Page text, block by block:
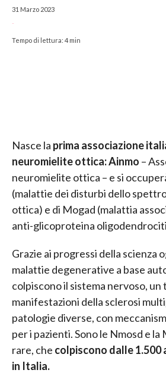
31 Marzo 2023
-
Tempo di lettura: 4 min
Nasce la prima associazione
neuromielite ottica: Ainmo –
neuromielite ottica – e si
(malattie dei disturbi dello
ottica) e di Mogad (malattia
anti-glicoproteina
Grazie ai progressi della scienza
malattie degenerative a base
colpiscono il sistema nervoso,
manifestazioni della sclerosi
patologie diverse, con
per i pazienti. Sono le Nmosd e
rare, che colpiscono dalle 1.500
in Italia.